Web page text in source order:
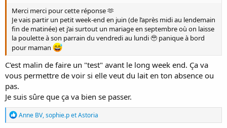
Merci merci pour cette réponse 🫶
Je vais partir un petit week-end en juin (de l’après midi au lendemain
fin de matinée) et j’ai surtout un mariage en septembre où on laisse
la poulette à son parrain du vendredi au lundi 🥹 panique à bord
pour maman
C'est malin de faire un "test" avant le long week end. Ça va
vous permettre de voir si elle veut du lait en ton absence ou
pas.
Je suis sûre que ça va bien se passer.
R
é
Anne BV,sophie.petAstoria